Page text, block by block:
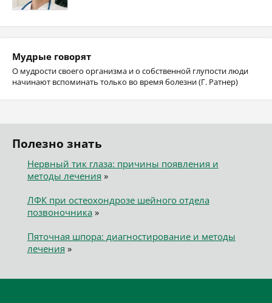
Мудрые говорят
О мудрости своего организма и о собственной глупости люди
начинают вспоминать только во время болезни (Г. Ратнер)
Полезно знать
Нервный тик глаза: причины появления и
методы лечения »
ЛФК при остеохондрозе шейного отдела
позвоночника»
Пяточная шпора: диагностирование и методы
лечения »